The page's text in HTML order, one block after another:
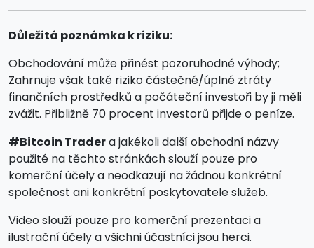
Důležitá poznámka k riziku:
Obchodování může přinést pozoruhodné výhody;
Zahrnuje však také riziko částečné/úplné ztráty
finančních prostředků a počáteční investoři by ji měli
zvážit. Přibližně 70 procent investorů přijde o peníze.
#Bitcoin Tradera jakékoli další obchodní názvy
použité na těchto stránkách slouží pouze pro
komerční účely a neodkazují na žádnou konkrétní
společnost ani konkrétní poskytovatele služeb.
Video slouží pouze pro komerční prezentaci a
ilustrační účely a všichni účastníci jsou herci.